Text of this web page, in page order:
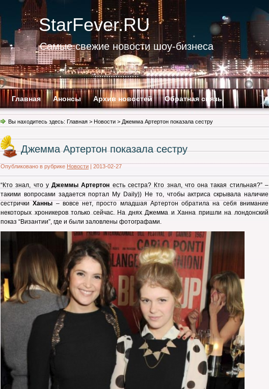
StarFever.RU
Самые свежие новости шоу-бизнеса
Главная Анонсы Архив новостей Обратная связь
Вы находитесь здесь: Главная > Новости > Джемма Артертон показала сестру
Джемма Артертон показала сестру
Опубликовано в рубрике Новости | 2013-02-27
“Кто знал, что уДжеммы Артертон есть сестра? Кто знал, что она такая стильная?” –
такими вопросами задается портал My Daily)) Не то, чтобы актриса скрывала наличие
сестричкиХанны – вовсе нет, просто младшая Артертон обратила на себя внимание
некоторых хроникеров только сейчас. На днях Джемма и Ханна пришли на лондонский
показ “Византии”, где и были заловлены фотографами.